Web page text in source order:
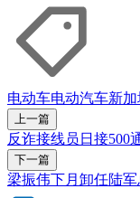
电动车电动汽车新
上一篇
反诈接线员日接500
下一篇
梁振伟下月卸任陆